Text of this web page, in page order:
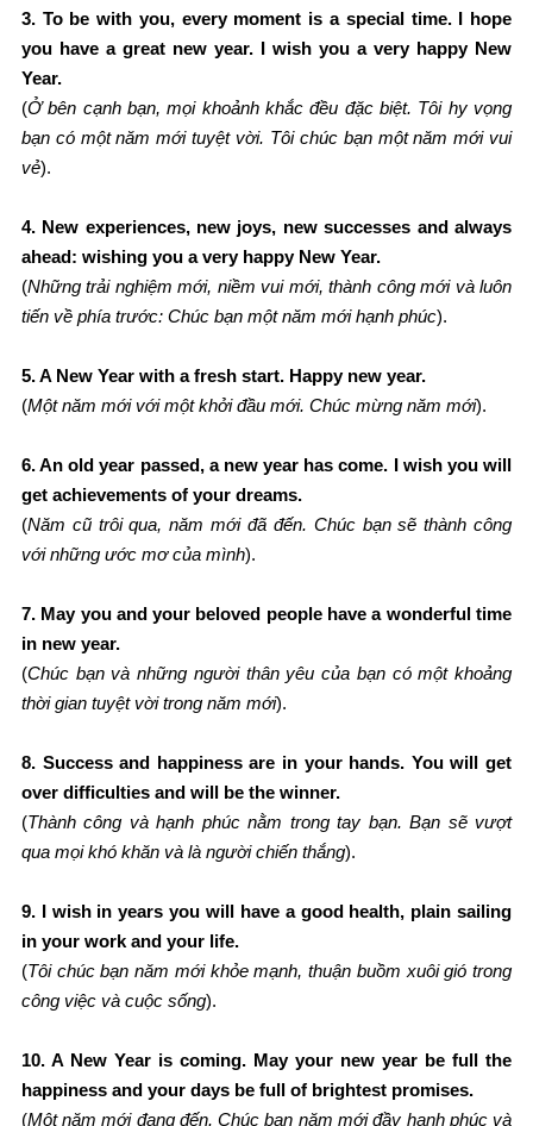
3. To be with you, every moment is a special time. I hope
you have a great new year. I wish you a very happy New
Year.
(Ở bên cạnh bạn, mọi khoảnh khắc đều đặc biệt. Tôi hy vọng
bạn có một năm mới tuyệt vời. Tôi chúc bạn một năm mới vui
vẻ).
4. New experiences, new joys, new successes and always
ahead: wishing you a very happy New Year.
(Những trải nghiệm mới, niềm vui mới, thành công mới và luôn
tiến về phía trước: Chúc bạn một năm mới hạnh phúc).
5. A New Year with a fresh start. Happy new year.
(Một năm mới với một khởi đầu mới. Chúc mừng năm mới).
6. An old year passed, a new year has come. I wish you will
get achievements of your dreams.
(Năm cũ trôi qua, năm mới đã đến. Chúc bạn sẽ thành công
với những ước mơ của mình).
7. May you and your beloved people have a wonderful time
in new year.
(Chúc bạn và những người thân yêu của bạn có một khoảng
thời gian tuyệt vời trong năm mới).
8. Success and happiness are in your hands. You will get
over difficulties and will be the winner.
(Thành công và hạnh phúc nằm trong tay bạn. Bạn sẽ vượt
qua mọi khó khăn và là người chiến thắng).
9. I wish in years you will have a good health, plain sailing
in your work and your life.
(Tôi chúc bạn năm mới khỏe mạnh, thuận buồm xuôi gió trong
công việc và cuộc sống).
10. A New Year is coming. May your new year be full the
happiness and your days be full of brightest promises.
(Một năm mới đang đến. Chúc bạn năm mới đầy hạnh phúc và